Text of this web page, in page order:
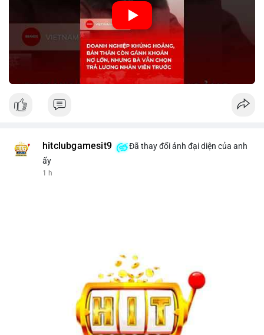
🎥 Xem video trực tiếp tại:
Nguồn: KIEN THUC KINH TE
hitclubgamesit9
Đã thay đổi ảnh đại diện của anh
ấy
1 h